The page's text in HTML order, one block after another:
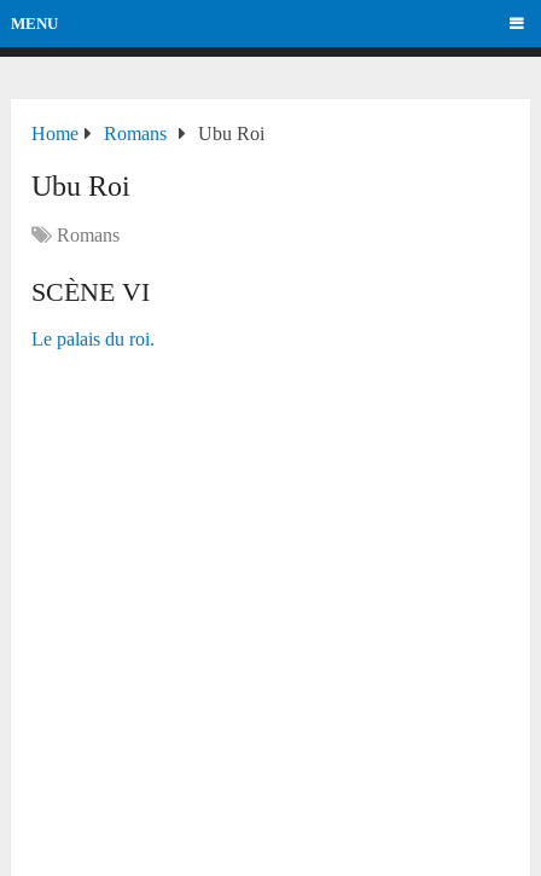
MENU
Home Romans Ubu Roi
Ubu Roi
Romans
SCÈNE VI
Le palais du roi.